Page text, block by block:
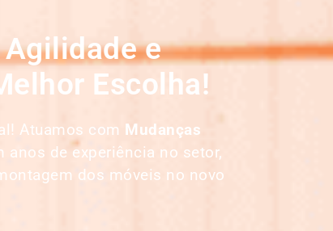
e
Escolha!
Atuamos com Mudanças
de experiência no setor,
dos móveis no novo